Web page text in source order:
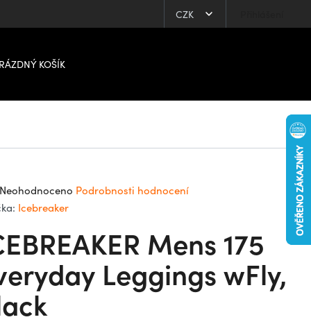
CZK
KOŠÍK
Mens 175
Leggings wFly,
Neohodnoceno Podrobnosti hodnocení
Icebreaker